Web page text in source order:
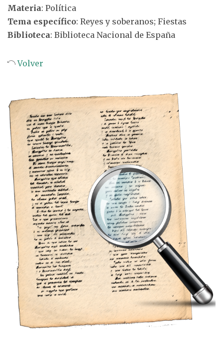
Materia: Política
Tema específico: Reyes y soberanos; Fiestas
Biblioteca: Biblioteca Nacional de España
Volver